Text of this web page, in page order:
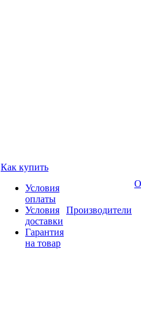
Как купить
Условия
оплаты
Условия
доставки
Гарантия
на товар
Производители